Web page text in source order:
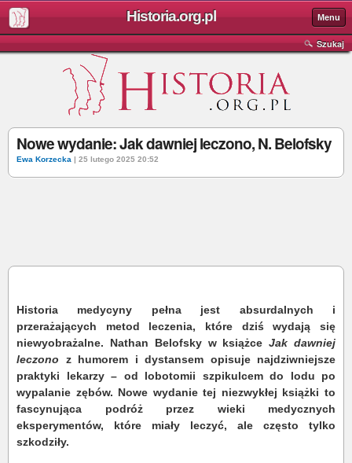
Historia.org.pl Menu
Szukaj
Nowe wydanie: Jak dawniej leczono, N. Belofsky
Ewa Korzecka | 25 lutego 2025 20:52
Historia medycyny pełna jest absurdalnych i
przerażających metod leczenia, które dziś wydają się
niewyobrażalne. Nathan Belofsky w książceJak dawniej
leczono z humorem i dystansem opisuje najdziwniejsze
praktyki lekarzy – od lobotomii szpikulcem do lodu po
wypalanie zębów. Nowe wydanie tej niezwykłej książki to
fascynująca podróż przez wieki medycznych
eksperymentów, które miały leczyć, ale często tylko
szkodziły.